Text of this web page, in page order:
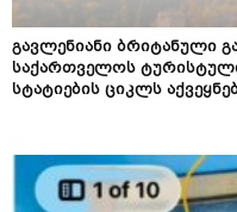
გავლენიანი ბრიტანული
საქართველოს
სტატიების ციკლს